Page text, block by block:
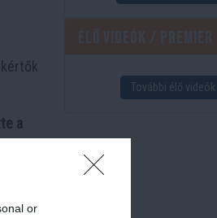
or
a
További élő videók